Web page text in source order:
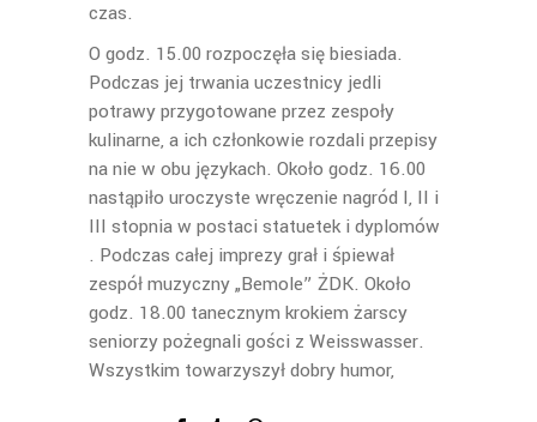
czas.
O godz. 15.00 rozpoczęła się biesiada.
Podczas jej trwania uczestnicy jedli
potrawy przygotowane przez zespoły
kulinarne, a ich członkowie rozdali przepisy
na nie w obu językach. Około godz. 16.00
nastąpiło uroczyste wręczenie nagród I, II i
III stopnia w postaci statuetek i dyplomów
. Podczas całej imprezy grał i śpiewał
zespół muzyczny „Bemole” ŻDK. Około
godz. 18.00 tanecznym krokiem żarscy
seniorzy pożegnali gości z Weisswasser.
Wszystkim towarzyszył dobry humor,